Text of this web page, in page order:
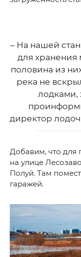
– На нашей
для хранения
половина из
река не
лодками,
директор
Добавим, что для
на улице
Полуй. Там
гаражей.